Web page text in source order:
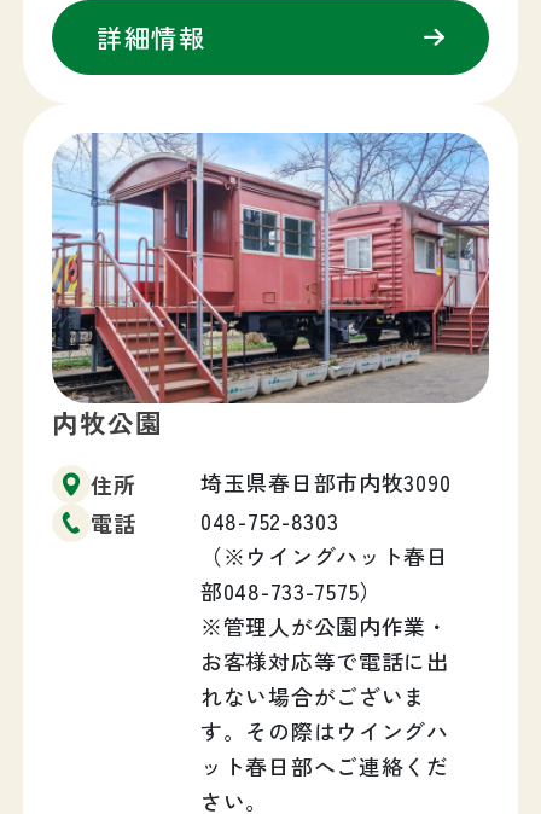
詳細情報
内牧公園
住所
埼玉県春日部市内牧3090
電話
048-752-8303
（※ウイングハット春日
部048-733-7575）
※管理人が公園内作業・
お客様対応等で電話に出
れない場合がございま
す。その際はウイングハ
ット春日部へご連絡くだ
さい。